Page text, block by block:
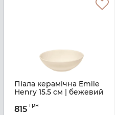
Піала керамічна Emile
Henry 15.5 см | бежевий
Артикул:
815 грн